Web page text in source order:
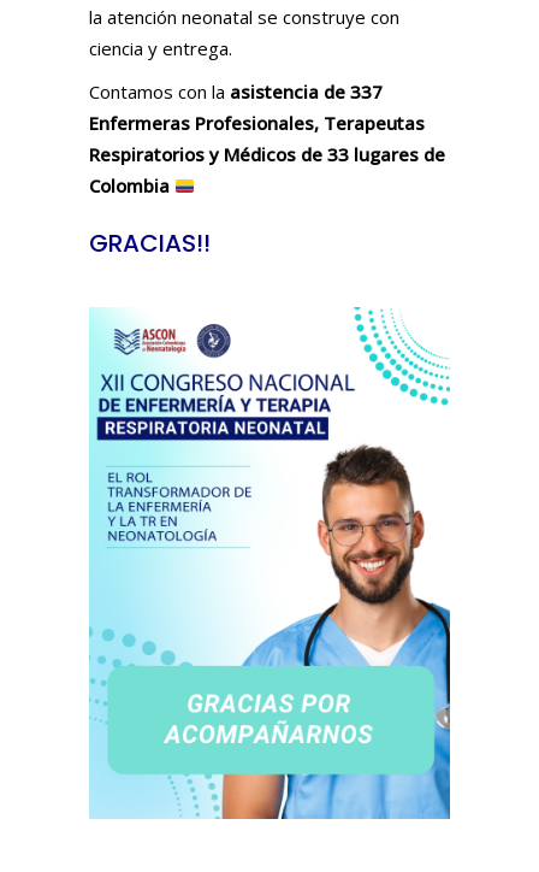
la atención neonatal se construye con
ciencia y entrega.
Contamos con la asistencia de 337
Enfermeras Profesionales, Terapeutas
Respiratorios y Médicos de 33 lugares de
Colombia
GRACIAS!!